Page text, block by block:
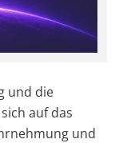
und die
auf das
und